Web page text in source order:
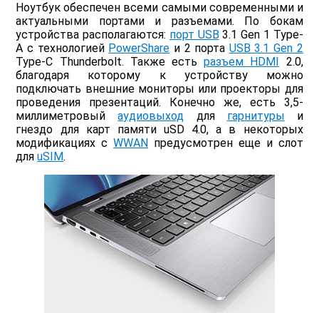
Ноутбук обеспечен всеми самыми современными и
актуальными портами и разъемами. По бокам
устройства располагаются: порт USB 3.1 Gen 1 Type-
А с технологией PowerShare и 2 порта USB 3.1 Gen 2
Type-C Thunderbolt. Также естьразъем HDMI
2.0,
благодаря которому к устройству можно
подключать внешние мониторы или проекторы для
проведения презентаций. Конечно же, есть 3,5-
миллиметровыйаудиовыход для гарнитуры и
гнездо для карт памяти uSD 4.0, а в некоторых
модификациях сWWAN предусмотрен еще и слот
дляuSIM.